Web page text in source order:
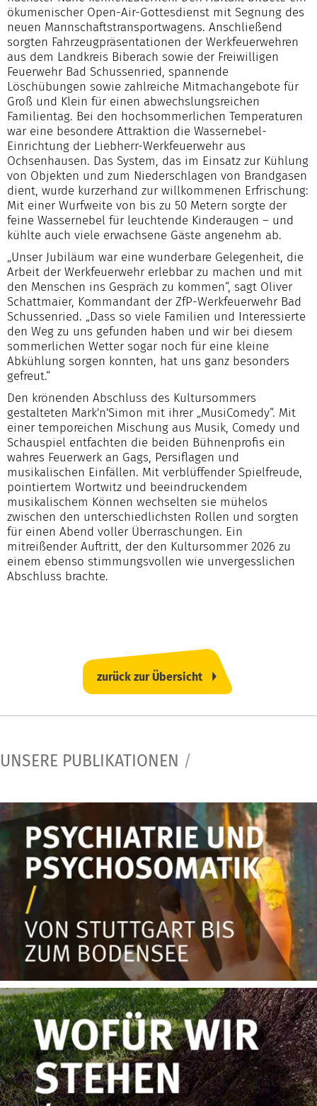
ökumenischer Open-Air-Gottesdienst mit Segnung des
neuen Mannschaftstransportwagens. Anschließend
sorgten Fahrzeugpräsentationen der Werkfeuerwehren
aus dem Landkreis Biberach sowie der Freiwilligen
Feuerwehr Bad Schussenried, spannende
Löschübungen sowie zahlreiche Mitmachangebote für
Groß und Klein für einen abwechslungsreichen
Familientag. Bei den hochsommerlichen Temperaturen
war eine besondere Attraktion die Wassernebel-
Einrichtung der Liebherr-Werkfeuerwehr aus
Ochsenhausen. Das System, das im Einsatz zur Kühlung
von Objekten und zum Niederschlagen von Brandgasen
dient, wurde kurzerhand zur willkommenen Erfrischung:
Mit einer Wurfweite von bis zu 50 Metern sorgte der
feine Wassernebel für leuchtende Kinderaugen – und
kühlte auch viele erwachsene Gäste angenehm ab.
„Unser Jubiläum war eine wunderbare Gelegenheit, die
Arbeit der Werkfeuerwehr erlebbar zu machen und mit
den Menschen ins Gespräch zu kommen“, sagt Oliver
Schattmaier, Kommandant der ZfP-Werkfeuerwehr Bad
Schussenried. „Dass so viele Familien und Interessierte
den Weg zu uns gefunden haben und wir bei diesem
sommerlichen Wetter sogar noch für eine kleine
Abkühlung sorgen konnten, hat uns ganz besonders
gefreut.“
Den krönenden Abschluss des Kultursommers
gestalteten Mark'n'Simon mit ihrer „MusiComedy“. Mit
einer temporeichen Mischung aus Musik, Comedy und
Schauspiel entfachten die beiden Bühnenprofis ein
wahres Feuerwerk an Gags, Persiflagen und
musikalischen Einfällen. Mit verblüffender Spielfreude,
pointiertem Wortwitz und beeindruckendem
musikalischem Können wechselten sie mühelos
zwischen den unterschiedlichsten Rollen und sorgten
für einen Abend voller Überraschungen. Ein
mitreißender Auftritt, der den Kultursommer 2026 zu
einem ebenso stimmungsvollen wie unvergesslichen
Abschluss brachte.
zurück zur Übersicht
UNSERE PUBLIKATIONEN /